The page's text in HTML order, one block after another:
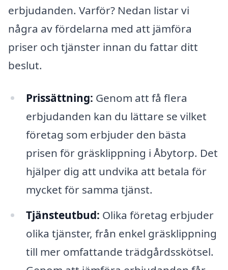
erbjudanden. Varför? Nedan listar vi
några av fördelarna med att jämföra
priser och tjänster innan du fattar ditt
beslut.
Prissättning: Genom att få flera
erbjudanden kan du lättare se vilket
företag som erbjuder den bästa
prisen för gräsklippning i Åbytorp. Det
hjälper dig att undvika att betala för
mycket för samma tjänst.
Tjänsteutbud: Olika företag erbjuder
olika tjänster, från enkel gräsklippning
till mer omfattande trädgårdsskötsel.